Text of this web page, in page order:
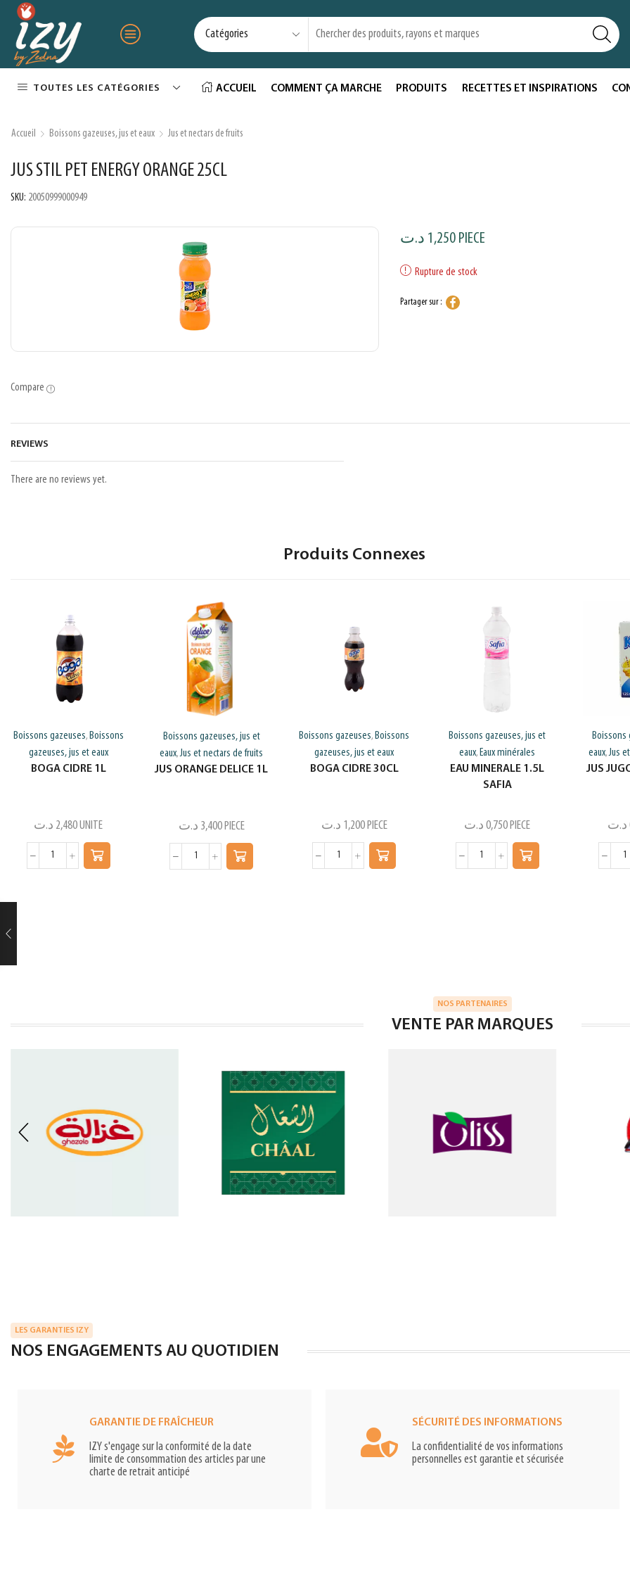
TOUTES LES CATÉGORIES ACCUEIL COMMENT ÇA MARCHE PRODUITS RECETTES ET INSPIRATIONS
Accueil Boissons gazeuses, jus et eaux Jus et nectars de fruits
JUS STIL PET ENERGY ORANGE 25CL
SKU: 20050999000949
Compare
1,250 د.ت PIECE
Rupture de stock
Partager sur :
REVIEWS
There are no reviews yet.
Produits Connexes
Boissons gazeuses, Boissons
gazeuses, jus et eaux
BOGA CIDRE 1L
2,480 د.ت UNITE
Boissons gazeuses, jus et
eaux,Jus et nectars de fruits
JUS ORANGE DELICE 1L
3,400 د.ت PIECE
Boissons gazeuses,Boissons
gazeuses, jus et eaux
BOGA CIDRE 30CL
1,200 د.ت PIECE
Boissons gazeuses, jus et
eaux,Eaux minérales
EAU MINERALE 1.5L
SAFIA
0,750 د.ت PIECE
Boissons
eaux,Jus
JUS
د.ت
NOS PARTENAIRES
VENTE PAR MARQUES
LES GARANTIES IZY
NOS ENGAGEMENTS AU QUOTIDIEN
GARANTIE DE FRAÎCHEUR
IZY s'engage sur la conformité de la date
limite de consommation des articles par une
charte de retrait anticipé
SÉCURITÉ DES INFORMATIONS
La confidentialité de vos informations
personnelles est garantie et sécurisée